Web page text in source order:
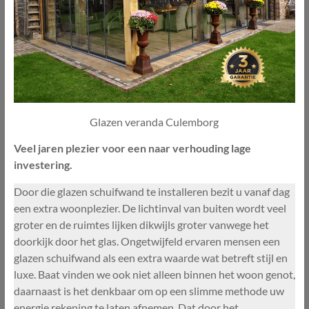
Glazen veranda Culemborg
Veel jaren plezier voor een naar verhouding lage
investering.
Door die glazen schuifwand te installeren bezit u vanaf dag
een extra woonplezier. De lichtinval van buiten wordt veel
groter en de ruimtes lijken dikwijls groter vanwege het
doorkijk door het glas. Ongetwijfeld ervaren mensen een
glazen schuifwand als een extra waarde wat betreft stijl en
luxe. Baat vinden we ook niet alleen binnen het woon genot,
daarnaast is het denkbaar om op een slimme methode uw